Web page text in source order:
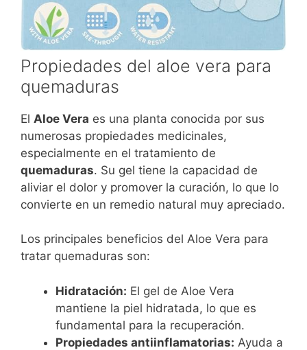
Propiedades del aloe vera para
quemaduras
El Aloe Vera es una planta conocida por sus
numerosas propiedades medicinales,
especialmente en el tratamiento de
quemaduras. Su gel tiene la capacidad de
aliviar el dolor y promover la curación, lo que lo
convierte en un remedio natural muy apreciado.
Los principales beneficios del Aloe Vera para
tratar quemaduras son:
Hidratación: El gel de Aloe Vera
mantiene la piel hidratada, lo que es
fundamental para la recuperación.
Propiedades antiinflamatorias: Ayuda a